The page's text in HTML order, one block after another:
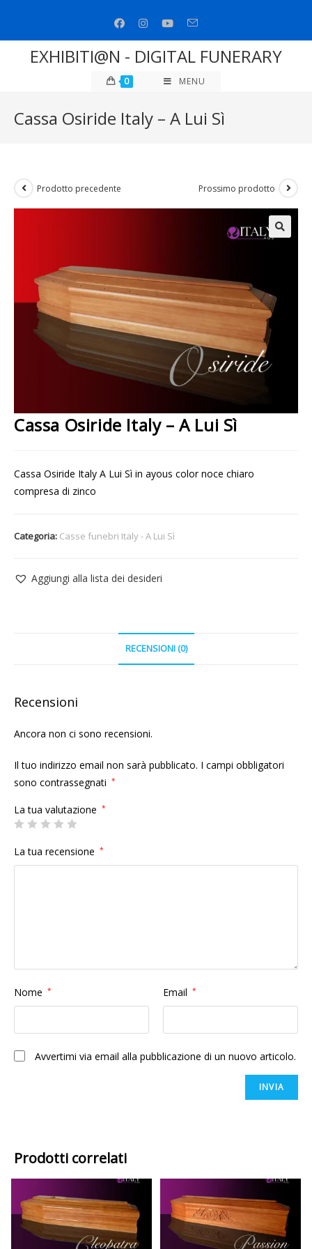
contenuto
EXHIBITI@N - DIGITAL FUNERARY
0 MENU
Cassa Osiride Italy – A Lui Sì
Prodotto precedente Prossimo prodotto
Cassa Osiride Italy – A Lui Sì
Cassa Osiride Italy A Lui Sì in ayous color noce chiaro
compresa di zinco
Categoria: Casse funebri Italy - A Lui Sì
Aggiungi alla lista dei desideri
RECENSIONI (0)
Recensioni
Ancora non ci sono recensioni.
Il tuo indirizzo email non sarà pubblicato. I campi obbligatori
sono contrassegnati *
La tua valutazione *
La tua recensione *
Nome * Email *
Avvertimi via email alla pubblicazione di un nuovo articolo.
Prodotti correlati